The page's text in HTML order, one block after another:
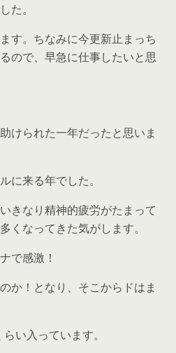
た。
す。ちなみに今更新止まっち
ので、早急に仕事したいと思
けられた一年だったと思いま
に来る年でした。
きなり精神的疲労がたまって
くなってきた気がします。
で感激！
か！となり、そこからドはま
い入っています。